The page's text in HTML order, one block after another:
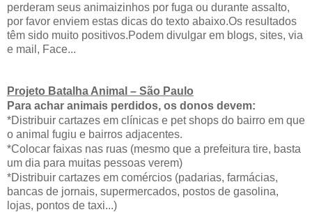
perderam seus animaizinhos por fuga ou durante assalto,
por favor enviem estas dicas do texto abaixo.Os resultados
têm sido muito positivos.Podem divulgar em blogs, sites, via
e mail, Face...
Projeto Batalha Animal – São Paulo
Para achar animais perdidos, os donos devem:
*Distribuir cartazes em clínicas e pet shops do bairro em que
o animal fugiu e bairros adjacentes.
*Colocar faixas nas ruas (mesmo que a prefeitura tire, basta
um dia para muitas pessoas verem)
*Distribuir cartazes em comércios (padarias, farmácias,
bancas de jornais, supermercados, postos de gasolina,
lojas, pontos de taxi...)